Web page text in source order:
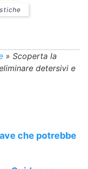
» Scoperta la
detersivi e
che potrebbe